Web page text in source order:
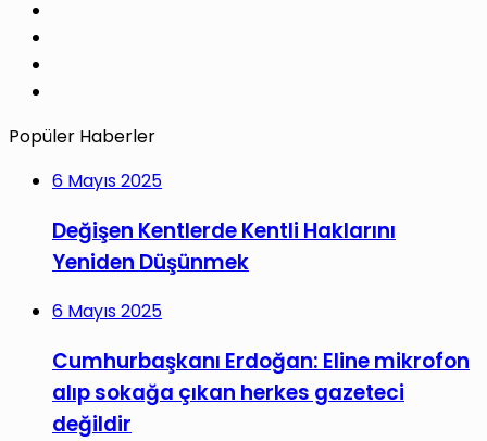
Popüler Haberler
6 Mayıs 2025
Değişen Kentlerde Kentli Haklarını
Yeniden Düşünmek
6 Mayıs 2025
Cumhurbaşkanı Erdoğan: Eline mikrofon
alıp sokağa çıkan herkes gazeteci
değildir